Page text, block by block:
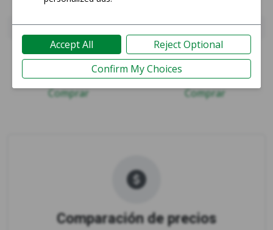
iPhone 15 Pro
Guía
Comprar
iPhone 17
Guía
Comprar
Comparación de precios